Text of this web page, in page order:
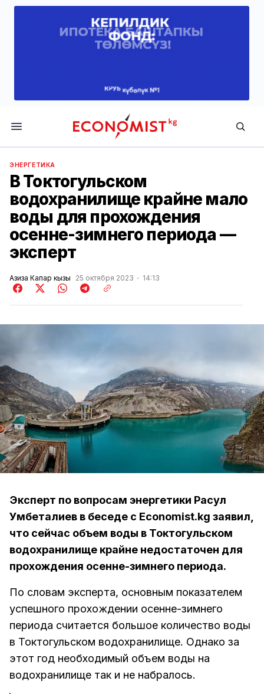
Economist.kg
ЭНЕРГЕТИКА
В Токтогульском
водохранилище крайне мало
воды для прохождения
осенне-зимнего периода —
эксперт
Азиза Капар кызы 25 октября 2023 14:13
Эксперт по вопросам энергетики Расул
Умбеталиев в беседе с Economist.kg заявил,
что сейчас объем воды в Токтогульском
водохранилище крайне недостаточен для
прохождения осенне-зимнего периода.
По словам эксперта, основным показателем
успешного прохождении осенне-зимнего
периода считается большое количество воды
в Токтогульском водохранилище. Однако за
этот год необходимый объем воды на
водохранилище так и не набралось.